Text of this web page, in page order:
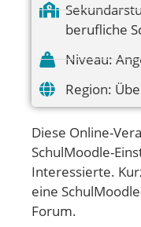
berufliche
Niveau:
Region:
Diese Online-
SchulMoodle-
Interessierte.
eine
Forum.